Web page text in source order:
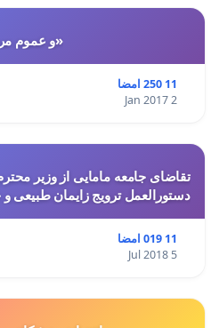
«و عموم
11 250 امضا
2 Jan 2017
تقاضای جامعه مامایی از وزیر
دستورالعمل ترویج زایمان
11 019 امضا
5 Jul 2018